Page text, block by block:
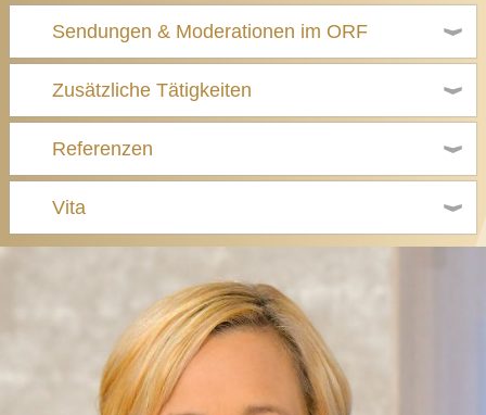
Sendungen & Moderationen im ORF
Zusätzliche Tätigkeiten
Referenzen
Vita